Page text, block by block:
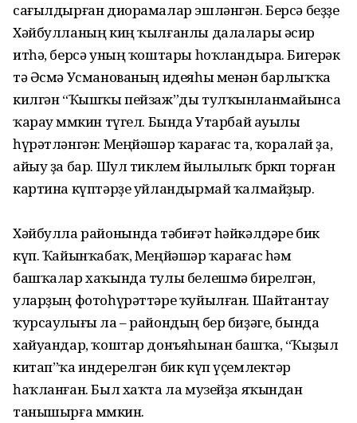
сағыл­дырған диорамалар эшләнгән. Берсә беҙҙе
Хәйбул­ланың киң ҡылғанлы далалары әсир
итһә, берсә уның ҡоштары һоҡландыра. Бигерәк
тә Әсмә Усманованың идеяһы менән барлыҡҡа
килгән “Ҡышҡы пейзаж”ды тулҡынланмайынса
ҡарау мөмкин түгел. Бында Утарбай ауылы
һүрәтләнгән: Меңйәшәр ҡарағас та, ҡоралай ҙа,
айыу ҙа бар. Шул тиклем йылылыҡ бөркөп торған
картина күптәрҙе уйландырмай ҡалмайҙыр.
Хәйбулла районында тәбиғәт һәйкәлдәре бик
күп. Ҡайын­ҡабаҡ, Меңйәшәр ҡарағас һәм
башҡалар хаҡында тулы бе­лешмә бирелгән,
уларҙың фото­һүрәттәре ҡуйылған. Шайтантау
ҡурсаулығы ла – райондың бер биҙәге, бында
хайуандар, ҡоштар донъяһынан башҡа, “Ҡыҙыл
китап”ҡа индерелгән бик күп үҫемлектәр
һаҡланған. Был хаҡта ла музейҙа яҡындан
танышырға мөмкин.